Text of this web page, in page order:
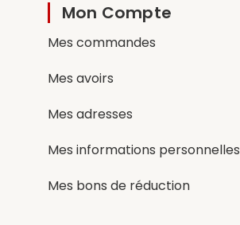
Mon Compte
Mes commandes
Mes avoirs
Mes adresses
Mes informations personnelles
Mes bons de réduction